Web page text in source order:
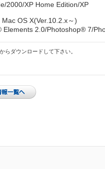
2000/XP Home Edition/XP
OS X(Ver.10.2.x～)
2.0/Photoshop® 7/
からダウンロードして下さい。